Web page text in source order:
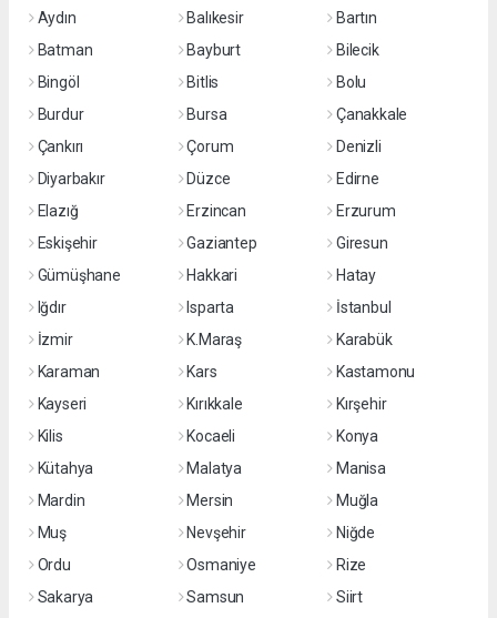
Aydın
Balıkesir
Bartın
Batman
Bayburt
Bilecik
Bingöl
Bitlis
Bolu
Burdur
Bursa
Çanakkale
Çankırı
Çorum
Denizli
Diyarbakır
Düzce
Edirne
Elazığ
Erzincan
Erzurum
Eskişehir
Gaziantep
Giresun
Gümüşhane
Hakkari
Hatay
Iğdır
Isparta
İstanbul
İzmir
K.Maraş
Karabük
Karaman
Kars
Kastamonu
Kayseri
Kırıkkale
Kırşehir
Kilis
Kocaeli
Konya
Kütahya
Malatya
Manisa
Mardin
Mersin
Muğla
Muş
Nevşehir
Niğde
Ordu
Osmaniye
Rize
Sakarya
Samsun
Siirt